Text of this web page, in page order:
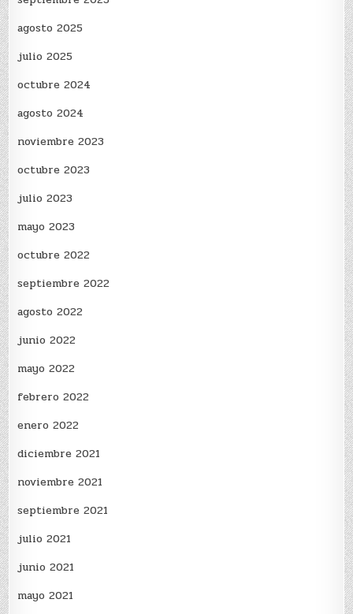
agosto 2025
julio 2025
octubre 2024
agosto 2024
noviembre 2023
octubre 2023
julio 2023
mayo 2023
octubre 2022
septiembre 2022
agosto 2022
junio 2022
mayo 2022
febrero 2022
enero 2022
diciembre 2021
noviembre 2021
septiembre 2021
julio 2021
junio 2021
mayo 2021